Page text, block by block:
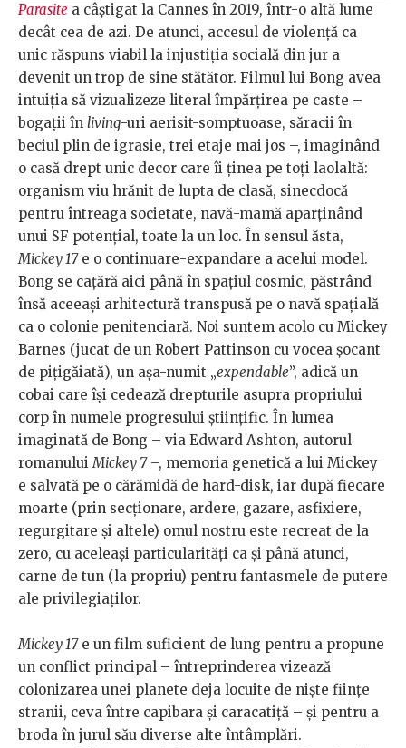
Parasite a câștigat la Cannes în 2019, într-o altă lume
decât cea de azi. De atunci, accesul de violență ca
unic răspuns viabil la injustiția socială din jur a
devenit un trop de sine stătător. Filmul lui Bong avea
intuiția să vizualizeze literal împărțirea pe caste –
bogații în living-uri aerisit-somptuoase, săracii în
beciul plin de igrasie, trei etaje mai jos –, imaginând
o casă drept unic decor care îi ținea pe toți laolaltă:
organism viu hrănit de lupta de clasă, sinecdocă
pentru întreaga societate, navă-mamă aparținând
unui SF potențial, toate la un loc. În sensul ăsta,
Mickey 17e o continuare-expandare a acelui model.
Bong se cațără aici până în spațiul cosmic, păstrând
însă aceeași arhitectură transpusă pe o navă spațială
ca o colonie penitenciară. Noi suntem acolo cu Mickey
Barnes (jucat de un Robert Pattinson cu vocea șocant
de pițigăiată), un așa-numit „expendable”, adică un
cobai care își cedează drepturile asupra propriului
corp în numele progresului științific. În lumea
imaginată de Bong – via Edward Ashton, autorul
romanuluiMickey 7–, memoria genetică a lui Mickey
e salvată pe o cărămidă de hard-disk, iar după fiecare
moarte (prin secționare, ardere, gazare, asfixiere,
regurgitare și altele) omul nostru este recreat de la
zero, cu aceleași particularități ca și până atunci,
carne de tun (la propriu) pentru fantasmele de putere
ale privilegiaților.
Mickey 17e un film suficient de lung pentru a propune
un conflict principal – întreprinderea vizează
colonizarea unei planete deja locuite de niște ființe
stranii, ceva între capibara și caracatiță – și pentru a
broda în jurul său diverse alte întâmplări.